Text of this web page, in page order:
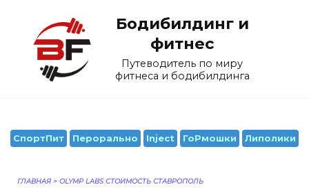
содержанию
Бодибилдинг и
фитнес
Путеводитель по миру
фитнеса и бодибилдинга
СпортПит Перорально Inject ГоРмошки Липолики
ГЛАВНАЯ > OLYMP LABS СТОИМОСТЬ СТАВРОПОЛЬ